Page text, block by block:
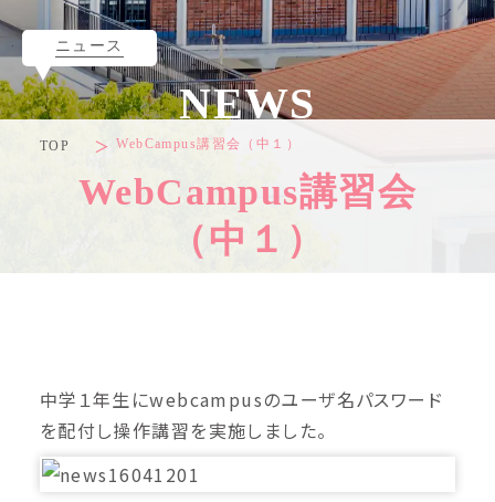
TOP WebCampus講習会（中１）
WebCampus講習会
（中１）
NEWS
ニュース
中学１年生にwebcampusのユーザ名パスワード
を配付し操作講習を実施しました。